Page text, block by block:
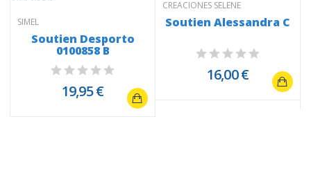
SIMEL
Soutien Desporto
0100858 B
19,95 €
CREACIONES SELENE
Soutien Alessandra C
16,00 €